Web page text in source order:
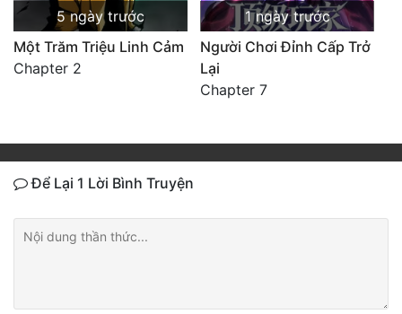
5 ngày trước
Một Trăm Triệu Linh Cảm
Chapter 2
1 ngày trước
Người Chơi Đỉnh Cấp Trở
Lại
Chapter 7
Để Lại 1 Lời Bình Truyện